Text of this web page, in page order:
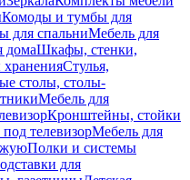
Комоды и тумбы для
для спальниМебель для
домаШкафы, стенки,
Стулья,
столы, столы-
Мебель для
Кронштейны, стойки
телевизорМебель для
Полки и системы
для